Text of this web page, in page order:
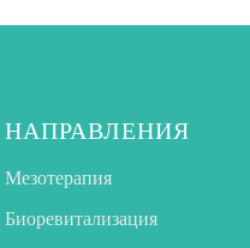
НАПРАВЛЕНИЯ
Мезотерапия
Биоревитализация